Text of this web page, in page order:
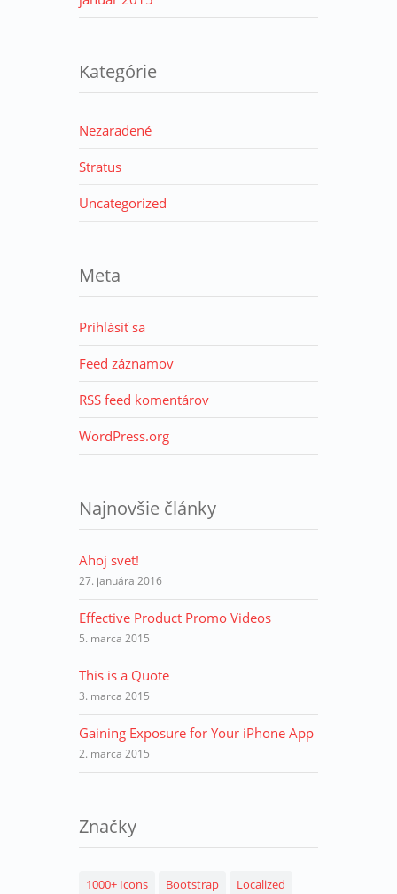
Kategórie
Nezaradené
Stratus
Uncategorized
Meta
Prihlásiť sa
Feed záznamov
RSS feed komentárov
WordPress.org
Najnovšie články
Ahoj svet!
27. januára 2016
Effective Product Promo Videos
5. marca 2015
This is a Quote
3. marca 2015
Gaining Exposure for Your iPhone App
2. marca 2015
Značky
1000+ Icons Bootstrap
Localized